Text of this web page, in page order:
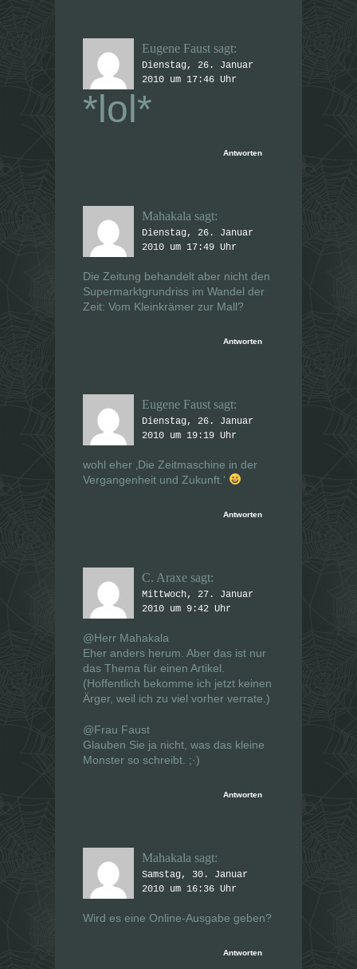
Eugene Faust sagt:
Dienstag, 26. Januar
2010 um 17:46 Uhr
*lol*
Antworten
Mahakala sagt:
Dienstag, 26. Januar
2010 um 17:49 Uhr
Die Zeitung behandelt aber nicht den
Supermarktgrundriss im Wandel der
Zeit: Vom Kleinkrämer zur Mall?
Antworten
Eugene Faust sagt:
Dienstag, 26. Januar
2010 um 19:19 Uhr
wohl eher ‚Die Zeitmaschine in der
Vergangenheit und Zukunft.‘
Antworten
C. Araxe sagt:
Mittwoch, 27. Januar
2010 um 9:42 Uhr
@Herr Mahakala
Eher anders herum. Aber das ist nur
das Thema für einen Artikel.
(Hoffentlich bekomme ich jetzt keinen
Ärger, weil ich zu viel vorher verrate.)
@Frau Faust
Glauben Sie ja nicht, was das kleine
Monster so schreibt. ;·)
Antworten
Mahakala sagt:
Samstag, 30. Januar
2010 um 16:36 Uhr
Wird es eine Online-Ausgabe geben?
Antworten